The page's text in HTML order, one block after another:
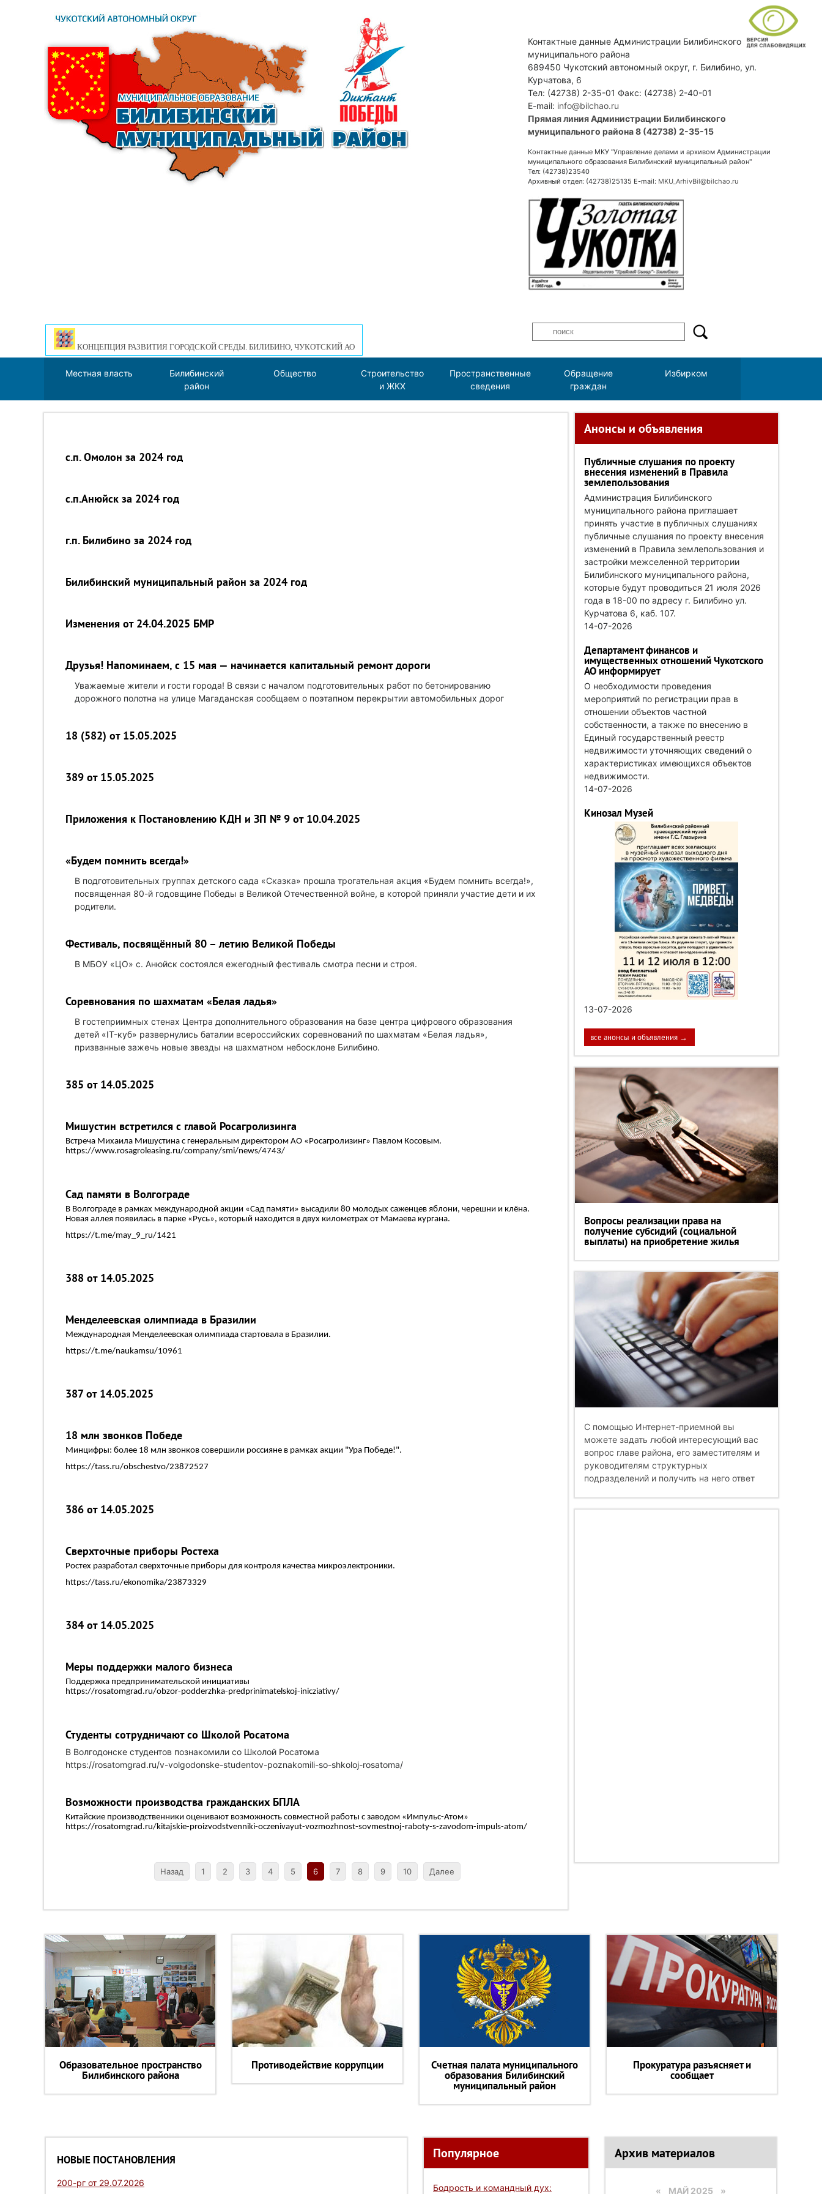
Контактные данные Администрации Билибинского
муниципального района
689450 Чукотский автономный округ, г. Билибино, ул.
Курчатова, 6
Тел: (42738) 2-35-01 Факс: (42738) 2-40-01
E-mail: info@bilchao.ru
Прямая линия Администрации Билибинского
муниципального района 8 (42738) 2-35-15
Контактные данные МКУ "Управление делами и архивом Администрации
муниципального образования Билибинский муниципальный район"
Тел: (42738)23540
Архивный отдел: (42738)25135 E-mail: MKU_ArhivBil@bilchao.ru
КОНЦЕПЦИЯ РАЗВИТИЯ ГОРОДСКОЙ СРЕДЫ. БИЛИБИНО, ЧУКОТСКИЙ АО
Местная власть
Билибинский
район
Общество
Строительство
и ЖКХ
Пространственные
сведения
Обращение
граждан
Избирком
с.п. Омолон за 2024 год
с.п.Анюйск за 2024 год
г.п. Билибино за 2024 год
Билибинский муниципальный район за 2024 год
Изменения от 24.04.2025 БМР
Друзья! Напоминаем, с 15 мая — начинается капитальный ремонт дороги
Уважаемые жители и гости города! В связи с началом подготовительных работ по бетонированию
дорожного полотна на улице Магаданская сообщаем о поэтапном перекрытии автомобильных дорог
18 (582) от 15.05.2025
389 от 15.05.2025
Приложения к Постановлению КДН и ЗП № 9 от 10.04.2025
«Будем помнить всегда!»
В подготовительных группах детского сада «Сказка» прошла трогательная акция «Будем помнить всегда!»,
посвященная 80-й годовщине Победы в Великой Отечественной войне, в которой приняли участие дети и их
родители.
Фестиваль, посвящённый 80 – летию Великой Победы
В МБОУ «ЦО» с. Анюйск состоялся ежегодный фестиваль смотра песни и строя.
Соревнования по шахматам «Белая ладья»
В гостеприимных стенах Центра дополнительного образования на базе центра цифрового образования
детей «IT-куб» развернулись баталии всероссийских соревнований по шахматам «Белая ладья»,
призванные зажечь новые звезды на шахматном небосклоне Билибино.
385 от 14.05.2025
Мишустин встретился с главой Росагролизинга
Встреча Михаила Мишустина с генеральным директором АО «Росагролизинг» Павлом Косовым.
https://www.rosagroleasing.ru/company/smi/news/4743/
Сад памяти в Волгограде
В Волгограде в рамках международной акции «Сад памяти» высадили 80 молодых саженцев яблони, черешни и клёна.
Новая аллея появилась в парке «Русь», который находится в двух километрах от Мамаева кургана.
https://t.me/may_9_ru/1421
388 от 14.05.2025
Менделеевская олимпиада в Бразилии
Международная Менделеевская олимпиада стартовала в Бразилии.
https://t.me/naukamsu/10961
387 от 14.05.2025
18 млн звонков Победе
Минцифры: более 18 млн звонков совершили россияне в рамках акции "Ура Победе!".
https://tass.ru/obschestvo/23872527
386 от 14.05.2025
Сверхточные приборы Ростеха
Ростех разработал сверхточные приборы для контроля качества микроэлектроники.
https://tass.ru/ekonomika/23873329
384 от 14.05.2025
Меры поддержки малого бизнеса
Поддержка предпринимательской инициативы
https://rosatomgrad.ru/obzor-podderzhka-predprinimatelskoj-inicziativy/
Студенты сотрудничают со Школой Росатома
В Волгодонске студентов познакомили со Школой Росатома
https://rosatomgrad.ru/v-volgodonske-studentov-poznakomili-so-shkoloj-rosatoma/
Возможности производства гражданских БПЛА
Китайские производственники оценивают возможность совместной работы с заводом «Импульс-Атом»
https://rosatomgrad.ru/kitajskie-proizvodstvenniki-oczenivayut-vozmozhnost-sovmestnoj-raboty-s-zavodom-impuls-atom/
Назад 1 2 3 4 5 6 7 8 9 10 Далее
Анонсы и объявления
Публичные слушания по проекту
внесения изменений в Правила
землепользования
Администрация Билибинского
муниципального района приглашает
принять участие в публичных слушаниях
публичные слушания по проекту внесения
изменений в Правила землепользования и
застройки межселенной территории
Билибинского муниципального района,
которые будут проводиться 21 июля 2026
года в 18-00 по адресу г. Билибино ул.
Курчатова 6, каб. 107.
14-07-2026
Департамент финансов и
имущественных отношений Чукотского
АО информирует
О необходимости проведения
мероприятий по регистрации прав в
отношении объектов частной
собственности, а также по внесению в
Единый государственный реестр
недвижимости уточняющих сведений о
характеристиках имеющихся объектов
недвижимости.
14-07-2026
Кинозал Музей
13-07-2026
все анонсы и объявления →
Вопросы реализации права на
получение субсидий (социальной
выплаты) на приобретение жилья
С помощью Интернет-приемной вы
можете задать любой интересующий вас
вопрос главе района, его заместителям и
руководителям структурных
подразделений и получить на него ответ
Образовательное пространство
Билибинского района
Противодействие коррупции Счетная палата муниципального
образования Билибинский
муниципальный район
Прокуратура разъясняет и
сообщает
НОВЫЕ ПОСТАНОВЛЕНИЯ
200-рг от 29.07.2026
Популярное
Бодрость и командный дух:
Архив материалов
« МАЙ 2025 »